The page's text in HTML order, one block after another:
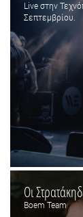
Live στην
Σεπτεμβρίου.
Οι
Boem Team